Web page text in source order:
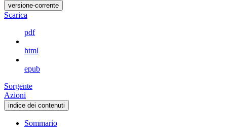
versione-corrente
Scarica
pdf
html
epub
Sorgente
Azioni
indice dei contenuti
Sommario